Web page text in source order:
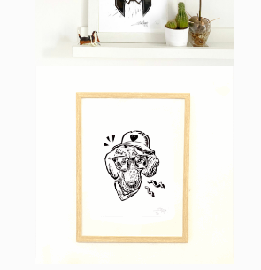
AFFICHES
15,00€
TECKEL NICKEL-
LINOGRAVURE – TIRAGE
LIMITÉ